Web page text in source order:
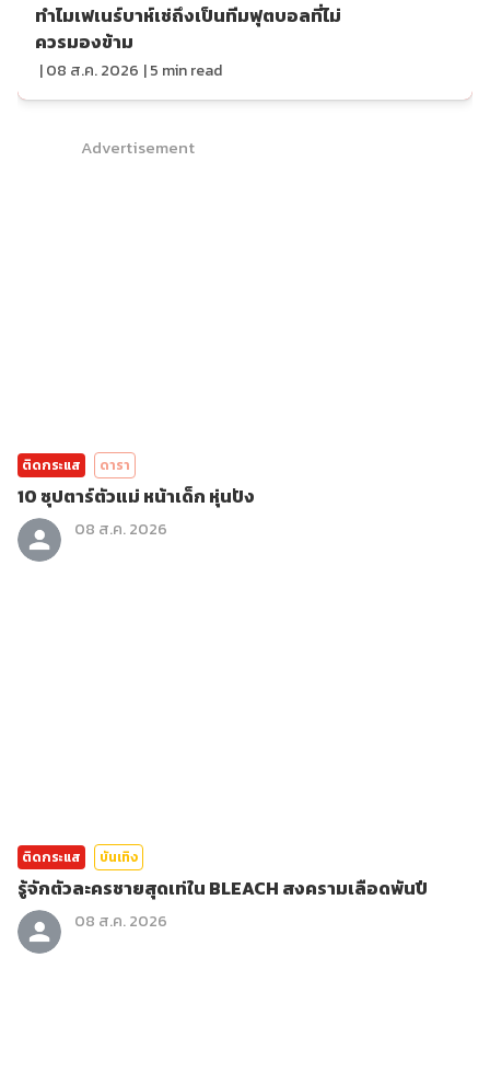
ทำไมเฟเนร์บาห์เช่ถึงเป็นทีมฟุตบอลที่ไม่
ควรมองข้าม
|08 ส.ค. 2026 |5 min read
Advertisement
ติดกระแส ดารา
10 ซุปตาร์ตัวแม่ หน้าเด็ก หุ่นปัง
08 ส.ค. 2026
ติดกระแส บันเทิง
รู้จักตัวละครชายสุดเท่ใน BLEACH สงครามเลือดพันปี
08 ส.ค. 2026